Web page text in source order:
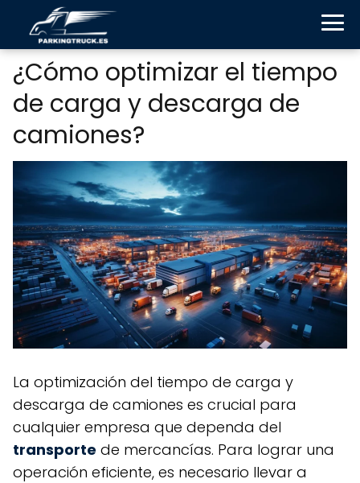
¿Cómo optimizar el tiempo
de carga y descarga de
camiones?
La optimización del tiempo de carga y
descarga de camiones es crucial para
cualquier empresa que dependa del
transporte de mercancías. Para lograr una
operación eficiente, es necesario llevar a